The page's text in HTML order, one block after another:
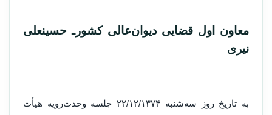
معاو‌ن او‌ل قضایی دیوان‌عالی کشور‌ـ‌ حسینعلی
نیری
به تاریخ رو‌ز سه‌شنبه ۲۲/۱۲/۱۳۷۴ جلسه و‌حدت‌رو‌یه هیأت